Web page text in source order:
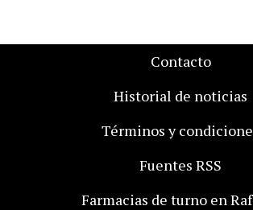
Contacto
Historial de noticias
Términos y
Fuentes RSS
Farmacias de turno en